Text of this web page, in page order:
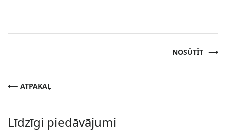
NOSŪTĪT
ATPAKAĻ
Līdzīgi piedāvājumi